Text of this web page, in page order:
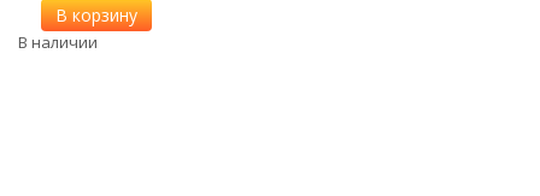
В корзину
В наличии